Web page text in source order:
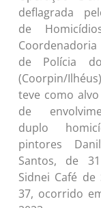
deflagrada
de
de Polícia
(Coorpin/
teve como
de
duplo
pintores
Santos, de
Sidnei Café de
37, ocorrido